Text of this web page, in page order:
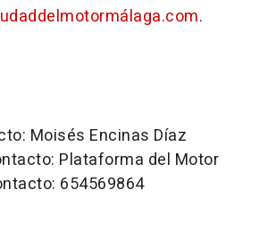
.
Moisés Encinas Díaz
Plataforma del Motor
654569864